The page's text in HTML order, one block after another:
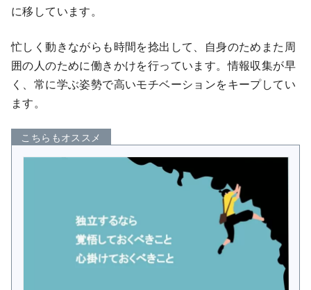
に移しています。
忙しく動きながらも時間を捻出して、自身のためまた周
囲の人のために働きかけを行っています。情報収集が早
く、常に学ぶ姿勢で高いモチベーションをキープしてい
ます。
こちらもオススメ